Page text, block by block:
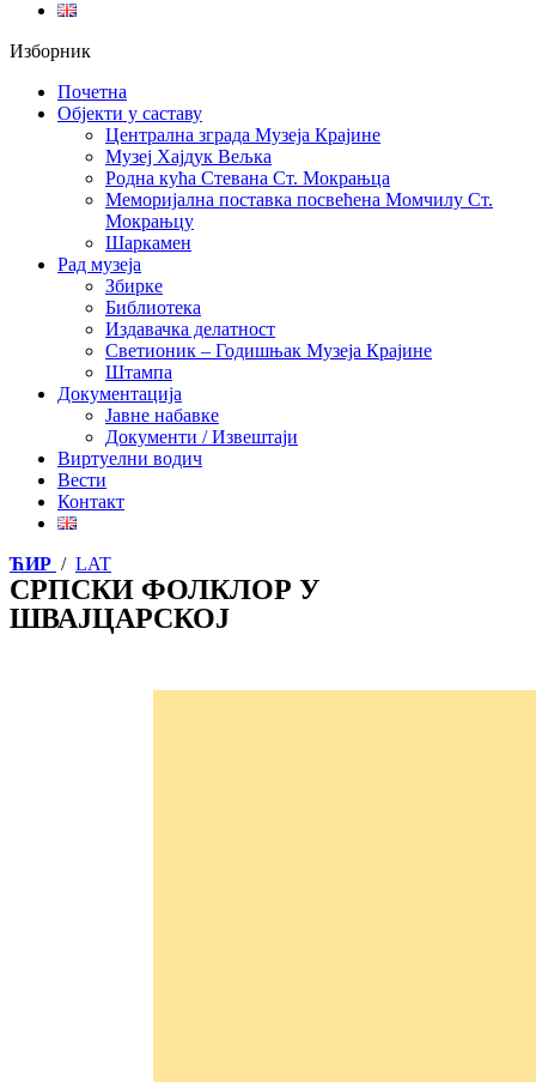
Изборник
Почетна
Објекти у саставу
Централна зграда Музеја Крајине
Музеј Хајдук Вељка
Родна кућа Стевана Ст. Мокрањца
Меморијална поставка посвећена Момчилу Ст.
Мокрањцу
Шаркамен
Рад музеја
Збирке
Библиотека
Издавачка делатност
Светионик – Годишњак Музеја Крајине
Штампа
Документација
Јавне набавке
Документи / Извештаји
Виртуелни водич
Вести
Контакт
ЋИР / LAT
СРПСКИ ФОЛКЛОР У
ШВАЈЦАРСКОЈ